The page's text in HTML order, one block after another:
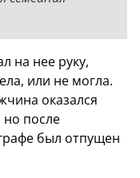
на нее руку,
или не могла.
оказался
после
был отпущен